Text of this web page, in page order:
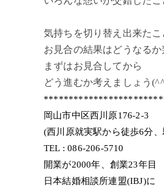
気持ちを切り替え出来た
お見合の結果はどうなる
まずはお見合してから
どう進むか考えましょう
岡山市中区西川原176-2-3
(西川原就実駅から徒歩6分
TEL : 086-206-5710
開業が2000年、創業23年目
日本結婚相談所連盟(IBJ)に